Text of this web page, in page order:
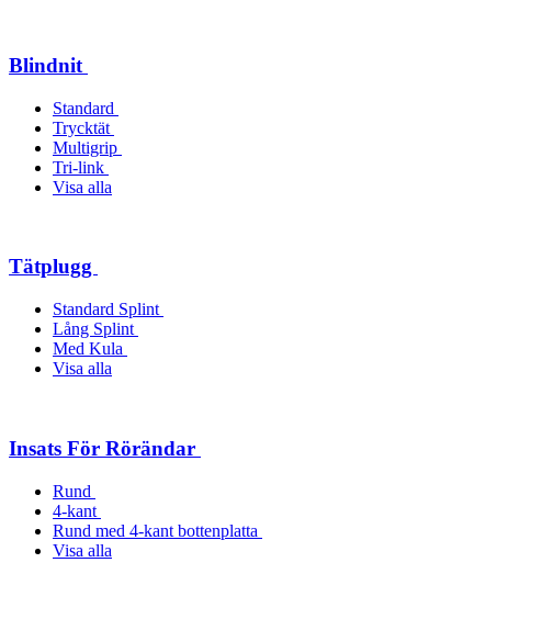
Blindnit
Standard
Trycktät
Multigrip
Tri-link
Visa alla
Tätplugg
Standard Splint
Lång Splint
Med Kula
Visa alla
Insats För Rörändar
Rund
4-kant
Rund med 4-kant bottenplatta
Visa alla